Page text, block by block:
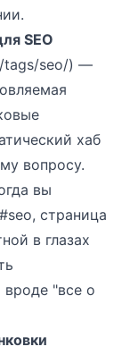
SEO
/tags/seo/) —
хаб
вопросу.
вы
#seo, страница
в глазах
"все о